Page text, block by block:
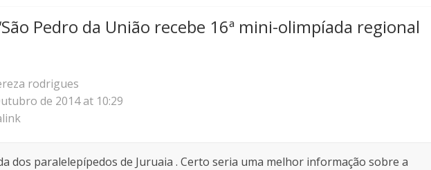
São Pedro da União recebe 16ª mini-olimpíada regional
rodrigues
de 2014 at 10:29
dos paralelepípedos de Juruaia . Certo seria uma melhor informação sobre a